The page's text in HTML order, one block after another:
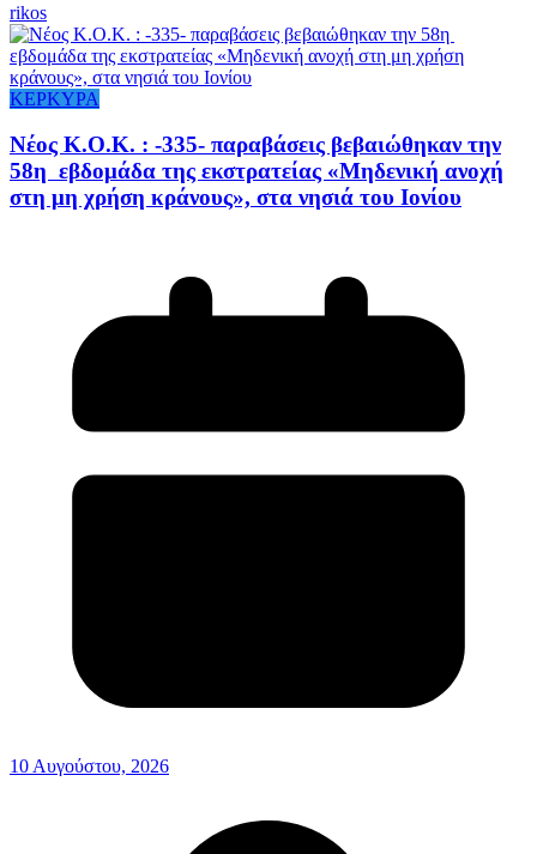
rikos
ΚΕΡΚΥΡΑ
Νέος Κ.Ο.Κ. : -335- παραβάσεις βεβαιώθηκαν την
58η εβδομάδα της εκστρατείας «Μηδενική ανοχή
στη μη χρήση κράνους», στα νησιά του Ιονίου
10 Αυγούστου, 2026